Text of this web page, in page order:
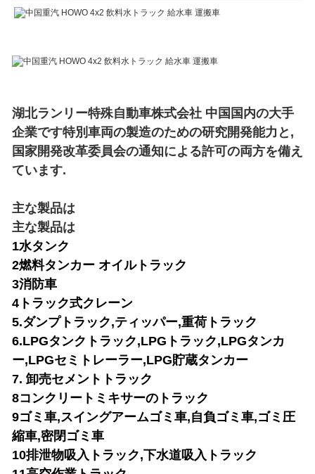
湖北ランリー特殊自動車株式会社 中国国内の大手
企業です特別車両の製造のための研究開発能力と,
国家開発改革委員会の通知による許可の両方を備え
ています.
主な製品は
主な製品は
1水タンク
2燃料タンカー オイルトラック
3消防車
4トラック式クレーン
5.ダンプトラック,ティッパー,重荷トラック
6.LPGタンクトラック,LPGトラック,LPGタンカ
ー,LPGセミトレーラー,LPG貯蔵タンカー
7. 卸売セメントトラック
8コンクリートミキサーのトラック
9ゴミ車,スイングアームゴミ車,自負ゴミ車,ゴミ圧
縮車,密閉ゴミ車
10排泄物吸入トラック,下水道吸入トラック